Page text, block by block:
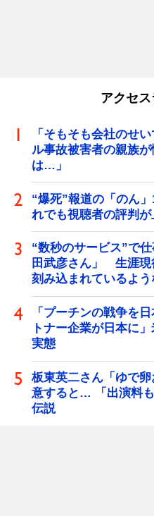
アクセ
「そもそも会社のせ
ル事故被害者の親族
は…」
“爆死”報道の「のん
れでも視聴者の評判
“数秒のサービス”で
田武彦さん」 生涯現
刻み込まれているよ
「プーチンの戦争を
トナー企業が日本に
実態
板東英二さん「ゆで
意すると… 「出演料
伝説